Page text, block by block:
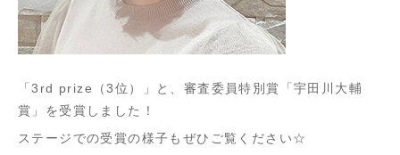
「3rd prize（3位）」と、審査委員特別賞「宇田川大輔
賞」を受賞しました！
ステージでの受賞の様子もぜひご覧ください☆